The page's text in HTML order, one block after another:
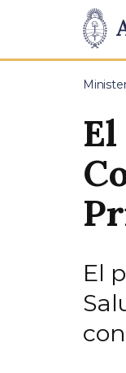
Presidencia
de
Pasar al
El